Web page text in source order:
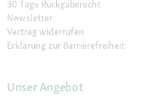
30 Tage Rückgaberecht
Newsletter
Vertrag widerrufen
Erklärung zur Barrierefreiheit
Unser Angebot